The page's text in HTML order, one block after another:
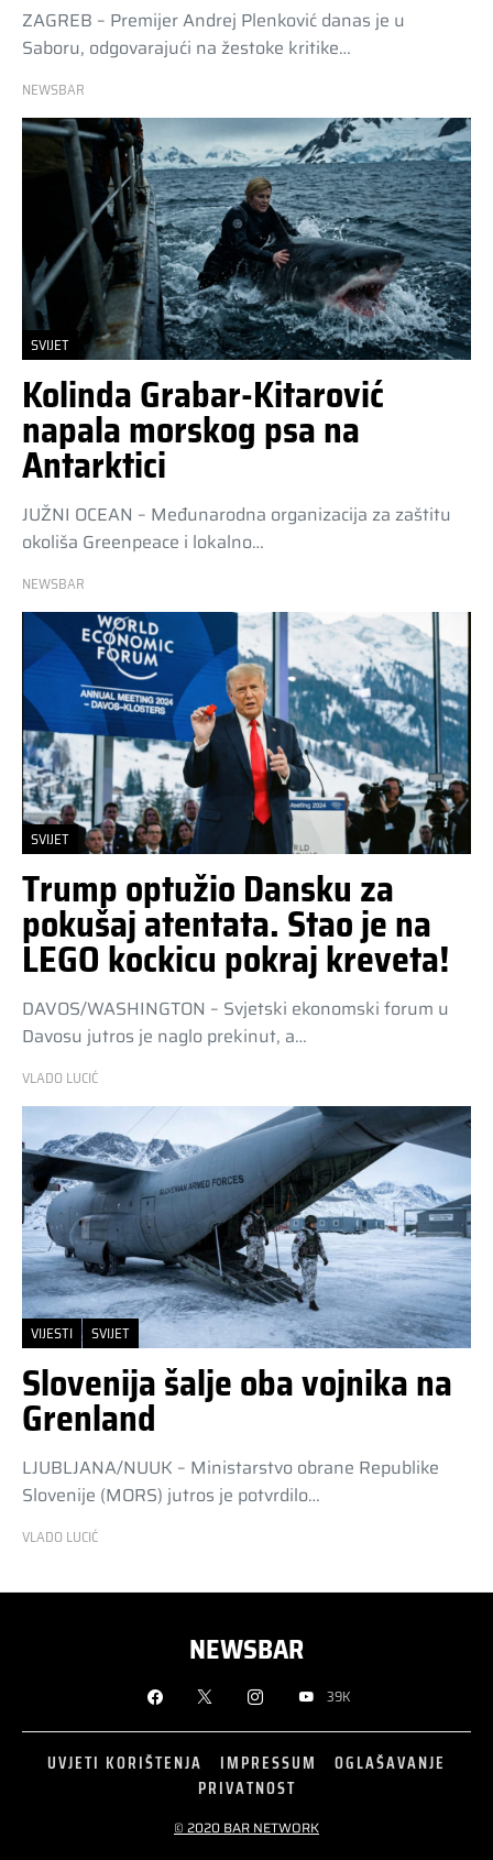
ZAGREB – Premijer Andrej Plenković danas je u
Saboru, odgovarajući na žestoke kritike…
NEWSBAR
SVIJET
Kolinda Grabar-Kitarović
napala morskog psa na
Antarktici
JUŽNI OCEAN – Međunarodna organizacija za zaštitu
okoliša Greenpeace i lokalno…
NEWSBAR
SVIJET
Trump optužio Dansku za
pokušaj atentata. Stao je na
LEGO kockicu pokraj kreveta!
DAVOS/WASHINGTON – Svjetski ekonomski forum u
Davosu jutros je naglo prekinut, a…
VLADO LUCIĆ
VIJESTI SVIJET
Slovenija šalje oba vojnika na
Grenland
LJUBLJANA/NUUK – Ministarstvo obrane Republike
Slovenije (MORS) jutros je potvrdilo…
VLADO LUCIĆ
NEWSBAR
39K
UVJETI KORIŠTENJA IMPRESSUM
OGLAŠAVANJE
PRIVATNOST
© 2020 BAR NETWORK